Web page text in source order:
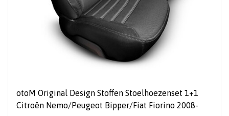
otoM Original Design Stoffen Stoelhoezenset 1+1
Citroën Nemo/Peugeot Bipper/Fiat Fiorino 2008-